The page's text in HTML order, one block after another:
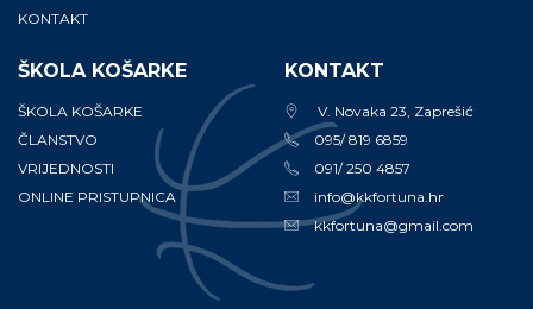
KONTAKT
ŠKOLA KOŠARKE
ŠKOLA KOŠARKE
ČLANSTVO
VRIJEDNOSTI
ONLINE PRISTUPNICA
KONTAKT
V. Novaka 23, Zaprešić
095/ 819 6859
091/ 250 4857
info@kkfortuna.hr
kkfortuna@gmail.com